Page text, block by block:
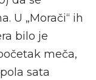
U „Morači“ ih
bilo je
meča,
sata